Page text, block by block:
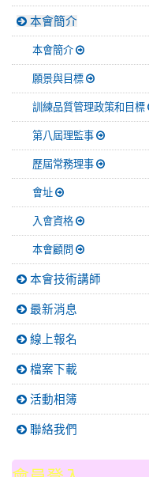
本會簡介
本會簡介
願景與目標
訓練品質管理政策和目標
第八屆理監事
歷屆常務理事
會址
入會資格
本會顧問
本會技術講師
最新消息
線上報名
檔案下載
活動相簿
聯絡我們